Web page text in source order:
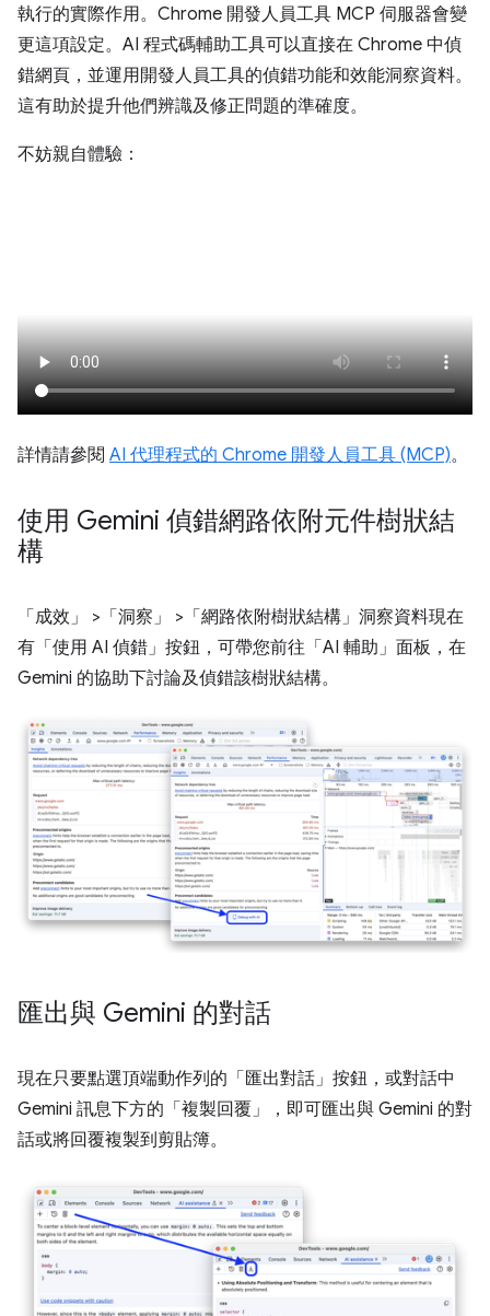
執行的實際作用。Chrome 開發人員工具 MCP 伺服器會變
更這項設定。AI 程式碼輔助工具可以直接在 Chrome 中偵
錯網頁，並運用開發人員工具的偵錯功能和效能洞察資料。
這有助於提升他們辨識及修正問題的準確度。
不妨親自體驗：
詳情請參閱 AI 代理程式的 Chrome 開發人員工具 (MCP)。
使用 Gemini 偵錯網路依附元件樹狀結
構
「成效」 >「洞察」 >「網路依附樹狀結構」 洞察資料現在
有「使用 AI 偵錯」 按鈕，可帶您前往「AI 輔助」 面板，在
Gemini 的協助下討論及偵錯該樹狀結構。
匯出與 Gemini 的對話
現在只要點選頂端動作列的「匯出對話」 按鈕，或對話中
Gemini 訊息下方的「複製回覆」
，即可匯出與 Gemini 的對
話或將回覆複製到剪貼簿。